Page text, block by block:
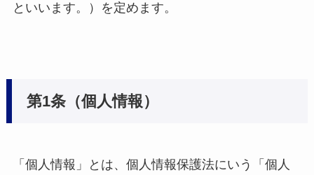
といいます。）を定めます。
第1条（個人情報）
「個人情報」とは、個人情報保護法にいう「個人